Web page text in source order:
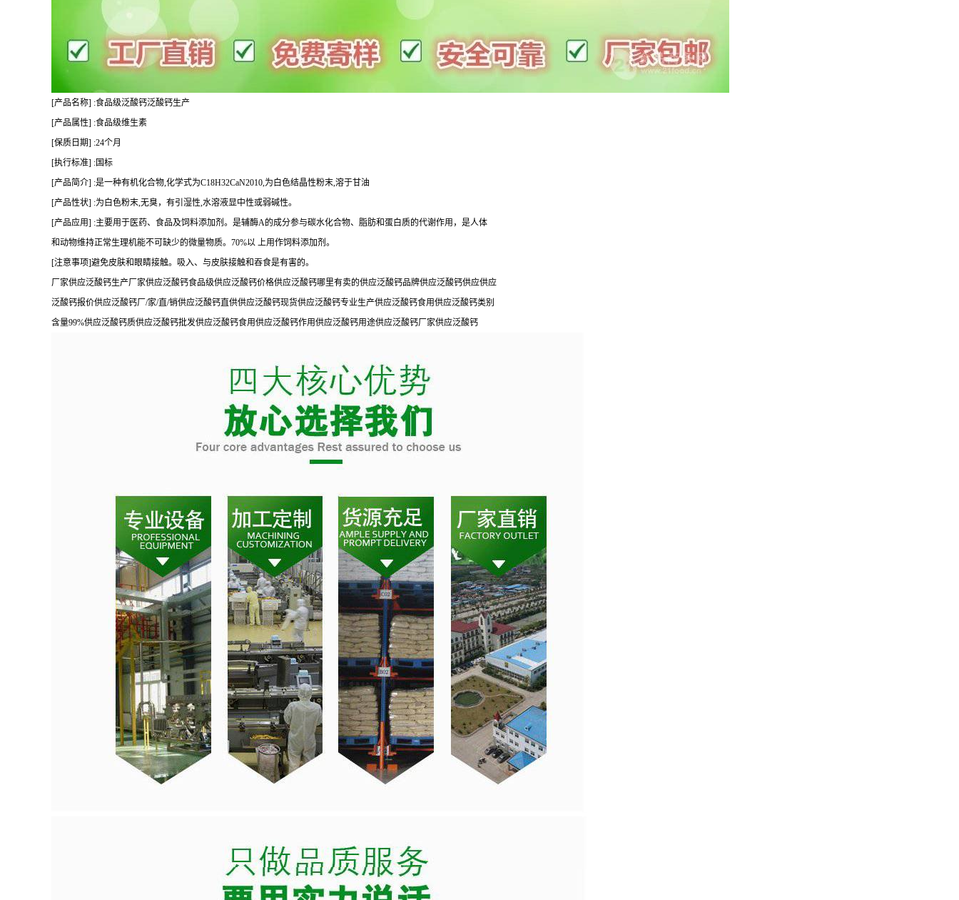
[产品名称] :食品级泛酸钙泛酸钙生产
[产品属性] :食品级维生素
[保质日期] :24个月
[执行标准] :国标
[产品简介] :是一种有机化合物,化学式为C18H32CaN2010,为白色结晶性粉末,溶于甘油
[产品性状] :为白色粉末,无臭，有引湿性,水溶液显中性或弱碱性。
[产品应用] :主要用于医药、食品及饲料添加剂。是辅酶A的成分参与碳水化合物、脂肪和蛋白质的代谢作用，是人体
和动物维持正常生理机能不可缺少的微量物质。70%以 上用作饲料添加剂。
[注意事项]避免皮肤和眼睛接触。吸入、与皮肤接触和吞食是有害的。
厂家供应泛酸钙生产厂家供应泛酸钙食品级供应泛酸钙价格供应泛酸钙哪里有卖的供应泛酸钙品牌供应泛酸钙供应供应
泛酸钙报价供应泛酸钙厂/家/直/销供应泛酸钙直供供应泛酸钙现货供应泛酸钙专业生产供应泛酸钙食用供应泛酸钙类别
含量99%供应泛酸钙质供应泛酸钙批发供应泛酸钙食用供应泛酸钙作用供应泛酸钙用途供应泛酸钙厂家供应泛酸钙